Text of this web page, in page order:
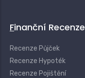
Finanční Recenze
Recenze Půjček
Recenze Hypoték
Recenze Pojištění